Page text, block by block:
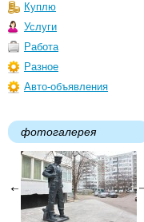
Куплю
Услуги
Работа
Разное
Авто-объявления
фотогалерея